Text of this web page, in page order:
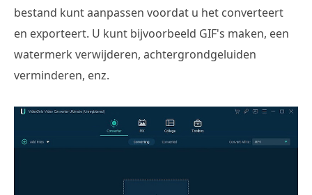
bestand kunt aanpassen voordat u het converteert
en exporteert. U kunt bijvoorbeeld GIF's maken, een
watermerk verwijderen, achtergrondgeluiden
verminderen, enz.